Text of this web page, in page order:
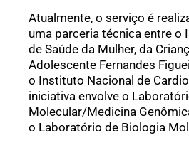
Atualmente, o serviço é
uma parceria técnica entre o
de Saúde da Mulher, da
Adolescente Fernandes
o Instituto Nacional de
iniciativa envolve o
Molecular/Medicina
o Laboratório de Biologia